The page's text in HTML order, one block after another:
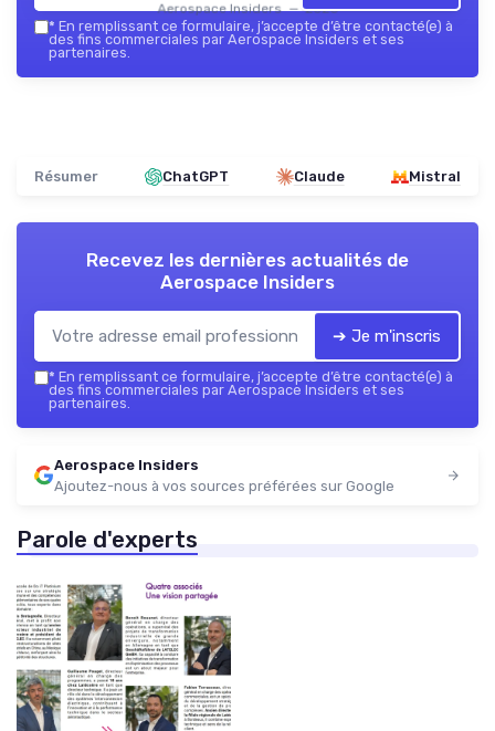
Aerospace Insiders — 2026
* En remplissant ce formulaire, j’accepte d’être contacté(e) à
des fins commerciales par Aerospace Insiders et ses
partenaires.
Résumer ChatGPT Claude Mistral
Recevez les dernières actualités de
Aerospace Insiders
➔ Je m'inscris
* En remplissant ce formulaire, j’accepte d’être contacté(e) à
des fins commerciales par Aerospace Insiders et ses
partenaires.
Aerospace Insiders
Ajoutez-nous à vos sources préférées sur Google
Parole d'experts